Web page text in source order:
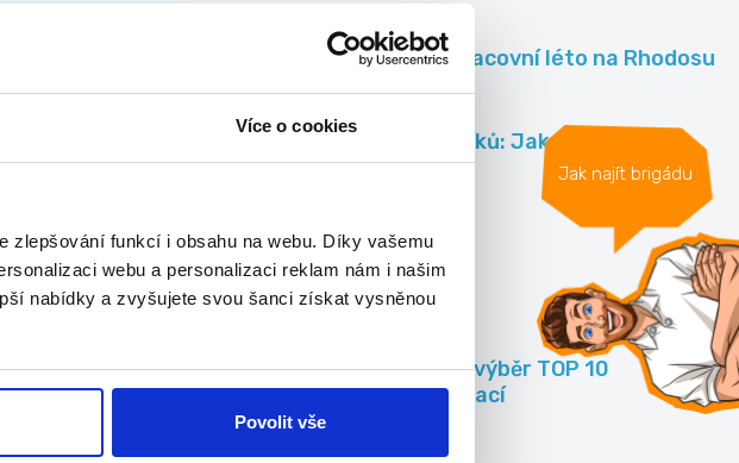
Více o cookies
zlepšování funkcí i obsahu na webu. Díky vašemu
webu a personalizaci reklam nám i našim
nabídky a zvyšujete svou šanci získat vysněnou
Povolit vše
Jak najít brigádu
s.r.o.
Rozhovor: Pracovní léto na Rhodosu
Rady odborníků: Jak na skvělý
životopis?
Všechny články »
Videa
A zase jeden výběr TOP 10
nejhorších prací